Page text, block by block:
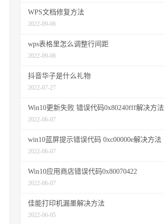
WPS文档修复方法
2022-09-06
wps表格里怎么调整行间距
2022-09-06
抖音华子是什么礼物
2022-07-27
Win10更新失败 错误代码0x80240fff解决方法
2022-06-07
win10蓝屏提示错误代码 0xc00000e解决方法
2022-06-07
Win10应用商店错误代码0x80070422
2022-06-07
佳能打印机漏墨解决方法
2022-06-05